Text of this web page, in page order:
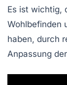
Es ist wichtig,
Wohlbefinden
haben, durch
Anpassung